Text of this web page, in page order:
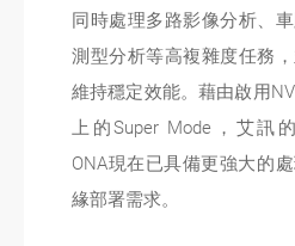
同時處理多路影像分析、
測型分析等高複雜度任務
維持穩定效能。藉由啟用
上的Super Mode，艾訊的
ONA現在已具備更強大的
緣部署需求。